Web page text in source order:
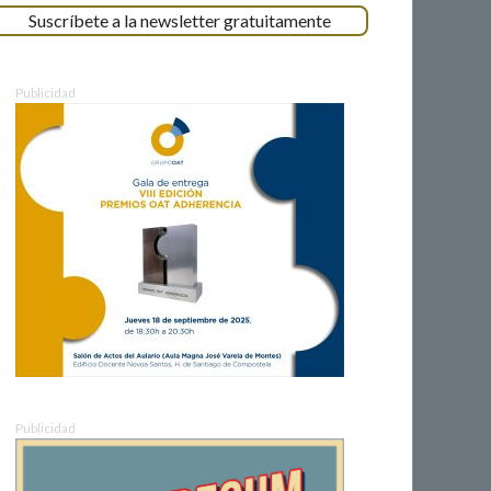
Suscríbete a la newsletter gratuitamente
Publicidad
Publicidad